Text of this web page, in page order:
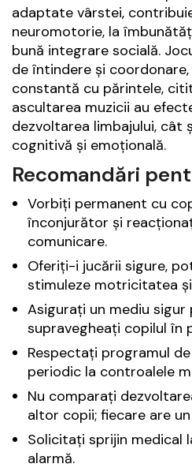
adaptate vârstei,
neuromotorie, la
bună integrare socială.
de întindere și
constantă cu părintele,
ascultarea muzicii au
dezvoltarea limbajului, cât
cognitivă și emoțională.
Recomandări
Vorbiți permanent cu
înconjurător și
comunicare.
Oferiți-i jucării sigure,
stimuleze motricitatea
Asigurați un mediu
supravegheați copilul în
Respectați programul
periodic la controalele
Nu comparați
altor copii; fiecare are
Solicitați sprijin medical
alarmă.